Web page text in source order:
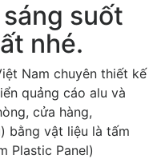
suốt
nhé.
Nam chuyên thiết kế
quảng cáo alu và
cửa hàng,
bằng vật liệu là tấm
Plastic Panel)